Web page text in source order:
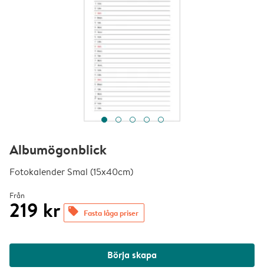
Albumögonblick
Fotokalender Smal (15x40cm)
Från
219 kr offers Fasta låga priser
Börja skapa